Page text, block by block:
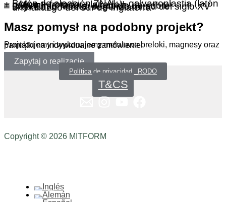
– Botón de aleación ZNAL + galvanoplastia (latón + pátina + frotado + lacado)
– originalmente una aleación de cobre
– Baja Edad Media, segunda mitad del siglo XV
– un hallazgo del sur de Inglaterra
Masz pomysł na podobny projekt?
Projektujemy i wykonujemy metalowe breloki, magnesy oraz pamiątki na indywidualne zamówienie.
Zapytaj o realizację
Política de privacidad _RODO
T&CS
Copyright © 2026 MITFORM